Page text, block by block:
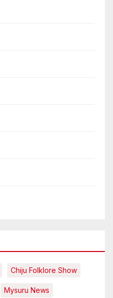
Chiju Folklore Show
Mysuru News